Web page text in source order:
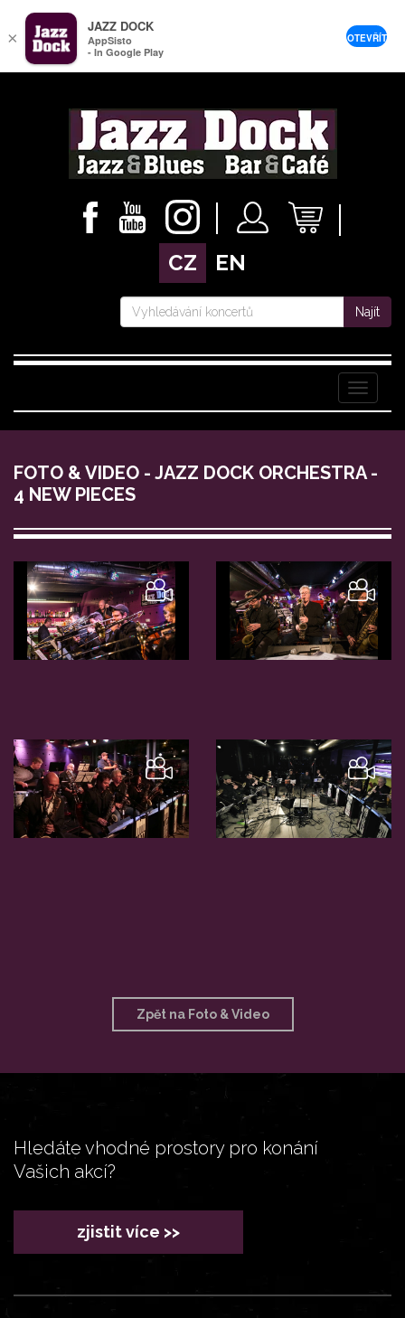
CZ EN
Najít
Menu
FOTO & VIDEO - JAZZ DOCK ORCHESTRA -
4 NEW PIECES
Zpět na Foto & Video
Hledáte vhodné prostory pro konání
Vašich akcí?
zjistit více >>
×
JAZZ DOCK
AppSisto
- In Google Play
OTEVŘÍT